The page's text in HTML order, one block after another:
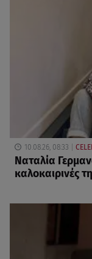
10.08.26, 08:33
Ναταλία
καλοκαιρινές